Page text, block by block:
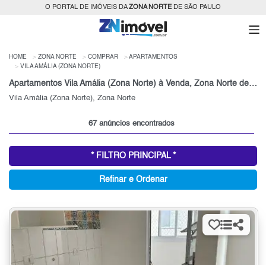
O PORTAL DE IMÓVEIS DAZONA NORTEDE SÃO PAULO
HOME ZONA NORTE COMPRAR
APARTAMENTOS
VILA AMÁLIA (ZONA NORTE)
Apartamentos Vila Amália (Zona Norte) à Venda, Zona Norte de São Paulo, SP
Vila Amália (Zona Norte), Zona Norte
67 anúncios encontrados
* FILTRO PRINCIPAL *
Refinar e Ordenar